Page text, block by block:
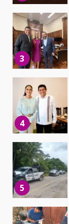
4
5
6